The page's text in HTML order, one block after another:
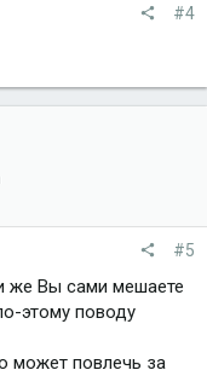
#4
#5
же Вы сами мешаете
этому поводу
может повлечь за